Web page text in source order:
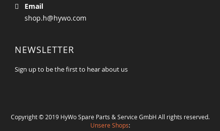
Email
shop.h@hywo.com
NEWSLETTER
Sign up to be the first to hear about us
Copyright © 2019 HyWo Spare Parts & Service GmbH All rights reserved.
Unsere Shops: